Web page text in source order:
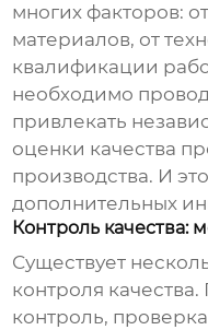
многих факторов:
материалов, от
квалификации
необходимо
привлекать
оценки качества
производства. И
дополнительных
Контроль качества:
Существует
контроля
контроль,